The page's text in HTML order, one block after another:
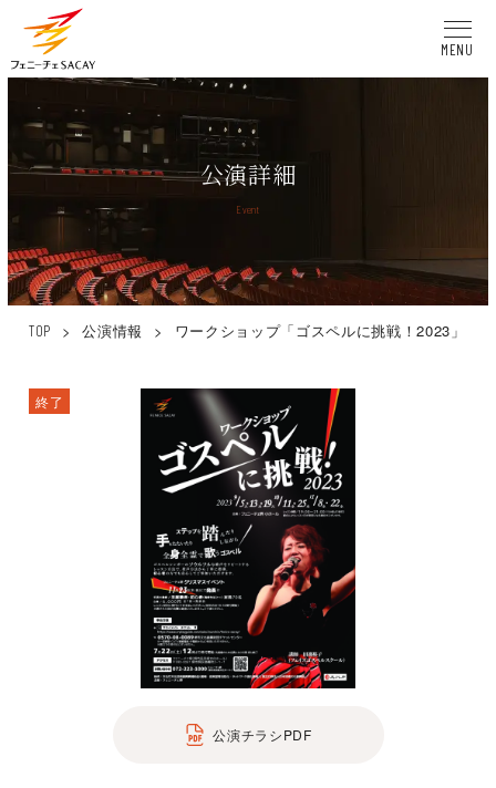
MENU
公演詳細
Event
TOP > 公演情報 > ワークショップ「ゴスペルに挑戦！2023」
終了
公演チラシPDF